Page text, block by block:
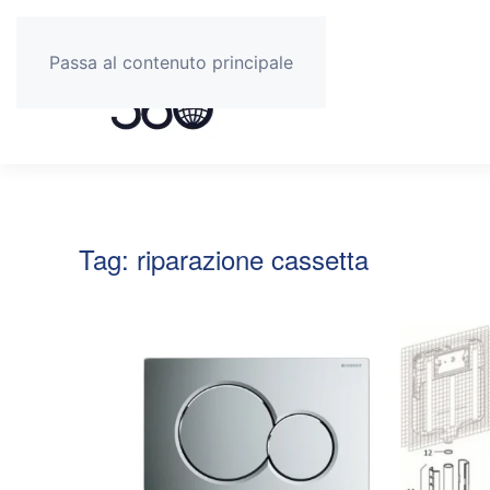
Passa al contenuto principale
Tag: riparazione cassetta